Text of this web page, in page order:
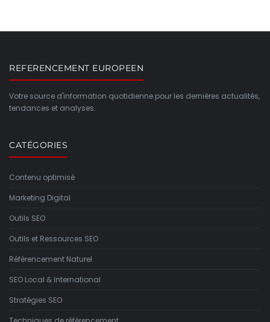
REFERENCEMENT EUROPEEN
Votre source d'information quotidienne pour les dernières actualités,
tendances et analyses.
CATÉGORIES
Contenu optimisé
Marketing Digital
Outils SEO
Outils et Ressources SEO
Référencement Naturel
SEO Local & International
Stratégies SEO